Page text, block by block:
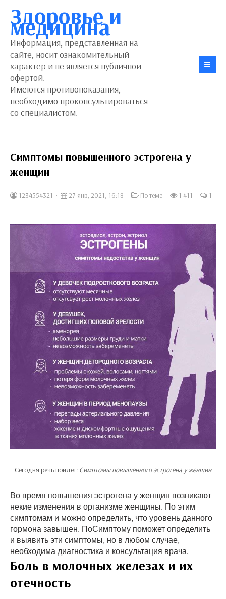
Здоровье и
медицина
Информация, представленная на
сайте, носит ознакомительный
характер и не является публичной
офертой.
Имеются противопоказания,
необходимо проконсультироваться
со специалистом.
Симптомы повышенного эстрогена у
женщин
1234554321 27-янв, 2021, 16:18 По теме 1 411 1
Сегодня речь пойдет: Симптомы повышенного эстрогена у женщин
Во время повышения эстрогена у женщин возникают
некие изменения в организме женщины. По этим
симптомам и можно определить, что уровень данного
гормона завышен. ПоСимптому поможет определить
и выявить эти симптомы, но в любом случае,
необходима диагностика и консультация врача.
Боль в молочных железах и их
отечность